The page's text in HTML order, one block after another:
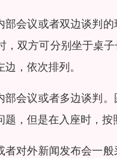
会议或者双边谈判
双方可分别坐于桌
，依次排列。
会议或者多边谈判
，但是在入座时，按
对外新闻发布会一